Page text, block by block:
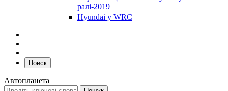
ралі-2019
Hyundai у WRC
Поиск
Автопланета